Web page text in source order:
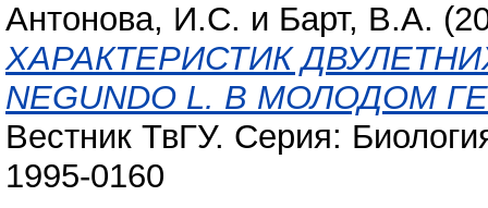
Антонова, И.С. и Барт, В.А.
ХАРАКТЕРИСТИК
NEGUNDO L. В МОЛОДОМ
Вестник ТвГУ. Серия:
1995-0160